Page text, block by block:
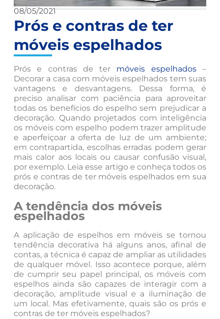
08/05/2021
Prós e contras de ter
móveis espelhados
Prós e contras de ter móveis espelhados
–
Decorar a casa com móveis espelhados tem suas
vantagens e desvantagens. Dessa forma, é
preciso analisar com paciência para aproveitar
todas os benefícios do espelho sem prejudicar a
decoração. Quando projetados com inteligência
os móveis com espelho podem trazer amplitude
e aperfeiçoar a oferta de luz de um ambiente;
em contrapartida, escolhas erradas podem gerar
mais calor aos locais ou causar confusão visual,
por exemplo. Leia esse artigo e conheça todos os
prós e contras de ter móveis espelhados em sua
decoração.
A tendência dos móveis
espelhados
A aplicação de espelhos em móveis se tornou
tendência decorativa há alguns anos, afinal de
contas, a técnica é capaz de ampliar as utilidades
de qualquer móvel. Isso acontece porque, além
de cumprir seu papel principal, os móveis com
espelhos ainda são capazes de interagir com a
decoração, amplitude visual e a iluminação de
um local. Mas efetivamente, quais são os prós e
contras de ter móveis espelhados?